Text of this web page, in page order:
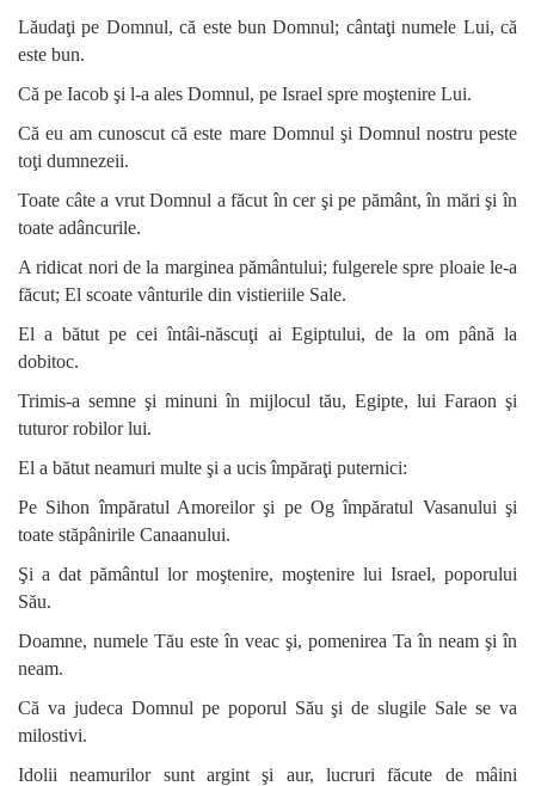
Lăudaţi pe Domnul, că este bun Domnul; cântaţi numele Lui, că
este bun.
Că pe Iacob şi l-a ales Domnul, pe Israel spre moştenire Lui.
Că eu am cunoscut că este mare Domnul şi Domnul nostru peste
toţi dumnezeii.
Toate câte a vrut Domnul a făcut în cer şi pe pământ, în mări şi în
toate adâncurile.
A ridicat nori de la marginea pământului; fulgerele spre ploaie le-a
făcut; El scoate vânturile din vistieriile Sale.
El a bătut pe cei întâi-născuţi ai Egiptului, de la om până la
dobitoc.
Trimis-a semne şi minuni în mijlocul tău, Egipte, lui Faraon şi
tuturor robilor lui.
El a bătut neamuri multe şi a ucis împăraţi puternici:
Pe Sihon împăratul Amoreilor şi pe Og împăratul Vasanului şi
toate stăpânirile Canaanului.
Şi a dat pământul lor moştenire, moştenire lui Israel, poporului
Său.
Doamne, numele Tău este în veac şi, pomenirea Ta în neam şi în
neam.
Că va judeca Domnul pe poporul Său şi de slugile Sale se va
milostivi.
Idolii neamurilor sunt argint şi aur, lucruri făcute de mâini